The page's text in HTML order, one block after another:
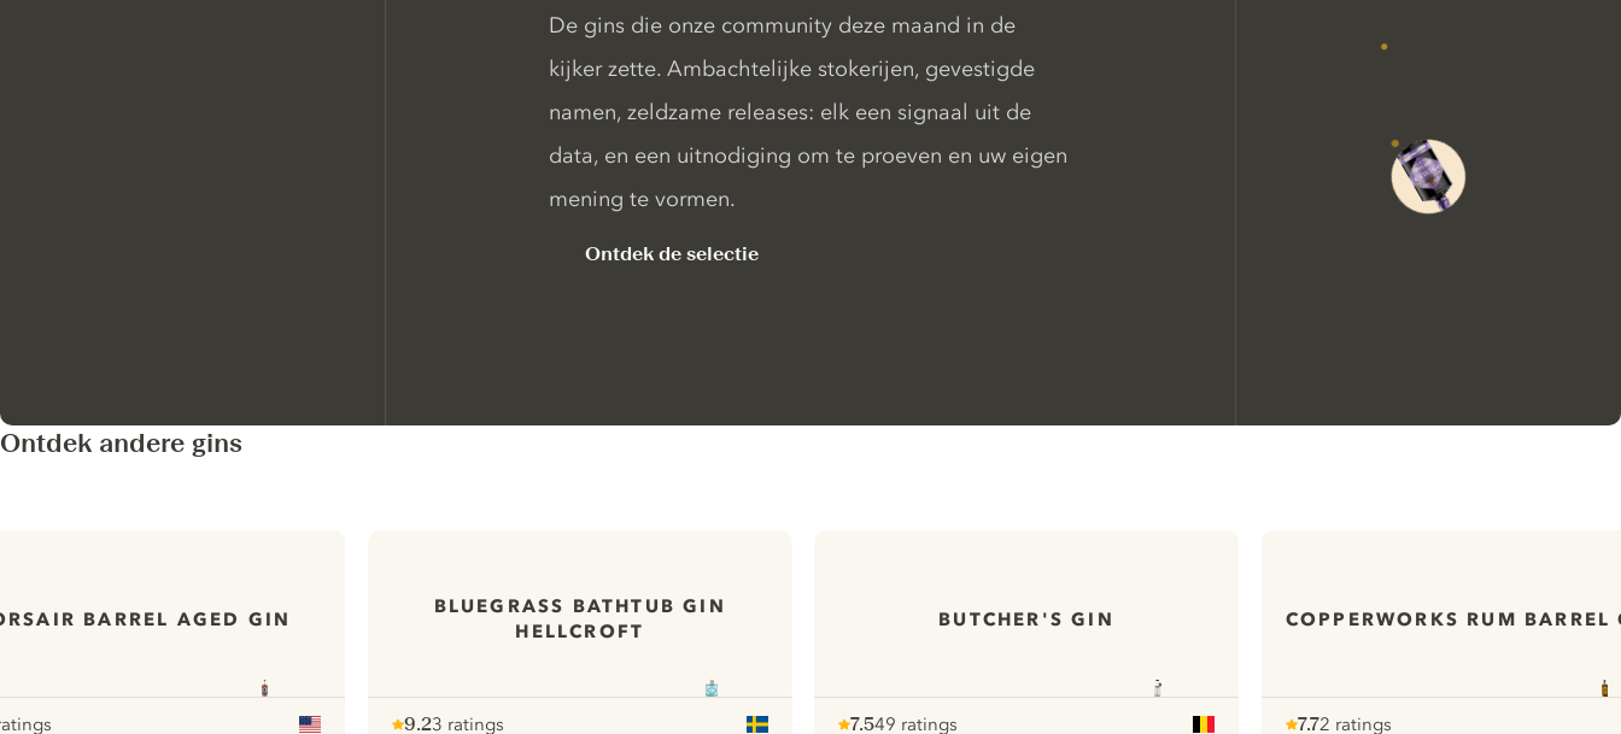
De gins die onze community deze maand in de
kijker zette. Ambachtelijke stokerijen, gevestigde
namen, zeldzame releases: elk een signaal uit de
data, en een uitnodiging om te proeven en uw eigen
mening te vormen.
Ontdek de selectie
Ontdek andere gins
BARREL AGED GIN
BLUEGRASS BATHTUB GIN
HELLCROFT
9.23 ratings
BUTCHER'S GIN
7.549 ratings
COPPERWORKS RUM BARREL
7.72 ratings
Mijn cookie-instellingen aanpassen